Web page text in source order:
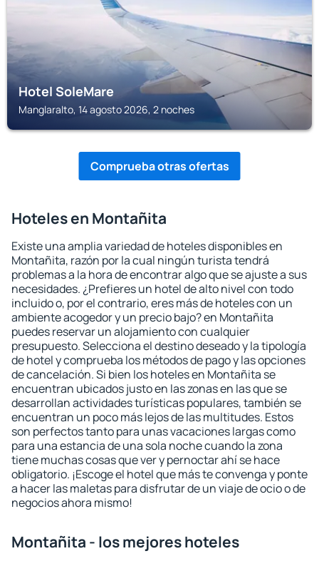
Hotel SoleMare
Manglaralto, 14 agosto 2026, 2 noches
Comprueba otras ofertas
Hoteles en Montañita
Existe una amplia variedad de hoteles disponibles en
Montañita, razón por la cual ningún turista tendrá
problemas a la hora de encontrar algo que se ajuste a sus
necesidades. ¿Prefieres un hotel de alto nivel con todo
incluido o, por el contrario, eres más de hoteles con un
ambiente acogedor y un precio bajo? en Montañita
puedes reservar un alojamiento con cualquier
presupuesto. Selecciona el destino deseado y la tipología
de hotel y comprueba los métodos de pago y las opciones
de cancelación. Si bien los hoteles en Montañita se
encuentran ubicados justo en las zonas en las que se
desarrollan actividades turísticas populares, también se
encuentran un poco más lejos de las multitudes. Estos
son perfectos tanto para unas vacaciones largas como
para una estancia de una sola noche cuando la zona
tiene muchas cosas que ver y pernoctar ahí se hace
obligatorio. ¡Escoge el hotel que más te convenga y ponte
a hacer las maletas para disfrutar de un viaje de ocio o de
negocios ahora mismo!
Montañita - los mejores hoteles